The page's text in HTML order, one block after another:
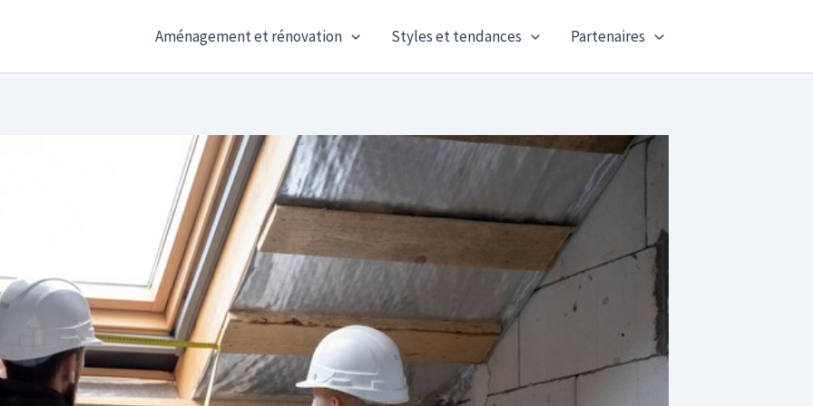
Aménagement et rénovation Styles et tendances Partenaires